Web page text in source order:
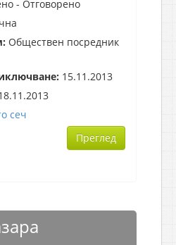
- Отговорено
Обществен посредник
15.11.2013
сеч
Преглед